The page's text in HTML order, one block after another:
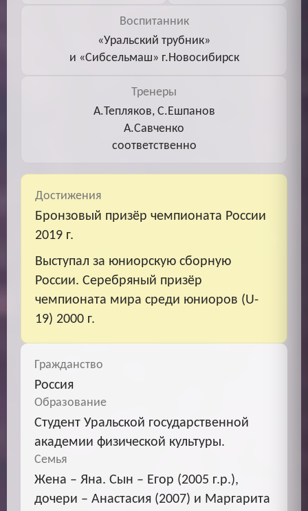
Воспитанник
«Уральский трубник»
и «Сибсельмаш» г.Новосибирск
Тренеры
А.Тепляков, С.Ешпанов
А.Савченко
соответственно
Достижения
Бронзовый призёр чемпионата России
2019 г.
Выступал за юниорскую сборную
России. Серебряный призёр
чемпионата мира среди юниоров (U-
19) 2000 г.
Гражданство
Россия
Образование
Студент Уральской государственной
академии физической культуры.
Семья
Жена – Яна. Сын – Егор (2005 г.р.),
дочери – Анастасия (2007) и Маргарита